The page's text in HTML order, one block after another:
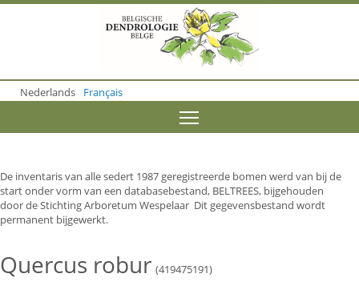
o
m
o
n
t
e
n
Nederlands Français
De inventaris van alle sedert 1987 geregistreerde bomen werd van bij de
start onder vorm van een databasebestand, BELTREES, bijgehouden
door de Stichting Arboretum Wespelaar Dit gegevensbestand wordt
permanent bijgewerkt.
Quercus robur (419475191)